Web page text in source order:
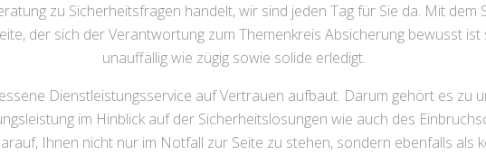
zu Sicherheitsfragen handelt, wir sind jeden Tag für Sie da. Mit dem
der sich der Verantwortung zum Themenkreis Absicherung bewusst
unauffällig wie zügig sowie solide erledigt.
Dienstleistungsservice auf Vertrauen aufbaut. Darum gehört es zu
im Hinblick auf der Sicherheitslösungen wie auch des
Ihnen nicht nur im Notfall zur Seite zu stehen, sondern ebenfalls